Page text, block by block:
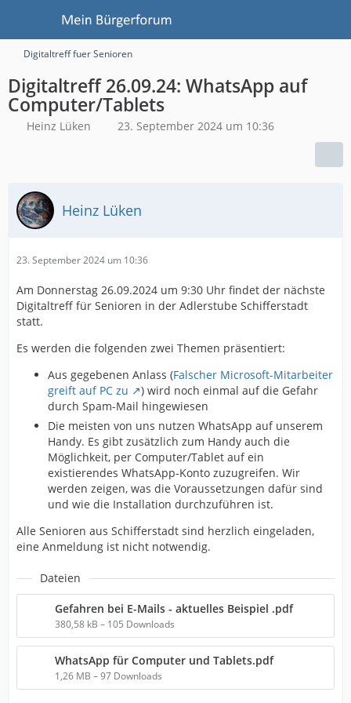
Digitaltreff fuer Senioren
Digitaltreff 26.09.24: WhatsApp auf
Computer/Tablets
Heinz Lüken 23. September 2024 um 10:36
Heinz Lüken
23. September 2024 um 10:36
Am Donnerstag 26.09.2024 um 9:30 Uhr findet der nächste
Digitaltreff für Senioren in der Adlerstube Schifferstadt
statt.
Es werden die folgenden zwei Themen präsentiert:
Aus gegebenen Anlass (Falscher Microsoft-Mitarbeiter
greift auf PC zu
) wird noch einmal auf die Gefahr
durch Spam-Mail hingewiesen
Die meisten von uns nutzen WhatsApp auf unserem
Handy. Es gibt zusätzlich zum Handy auch die
Möglichkeit, per Computer/Tablet auf ein
existierendes WhatsApp-Konto zuzugreifen. Wir
werden zeigen, was die Voraussetzungen dafür sind
und wie die Installation durchzuführen ist.
Alle Senioren aus Schifferstadt sind herzlich eingeladen,
eine Anmeldung ist nicht notwendig.
Dateien
Gefahren bei E-Mails - aktuelles Beispiel .pdf
380,58 kB – 105 Downloads
WhatsApp für Computer und Tablets.pdf
1,26 MB – 97 Downloads